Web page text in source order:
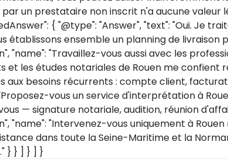
un prestataire non inscrit n'a aucune valeur
{ "@type": "Answer", "text": "Oui. Je
établissons ensemble un planning de
"name": "Travaillez-vous aussi avec les
et les études notariales de Rouen me confient
aux besoins récurrents : compte client,
vous un service d'interprétation à
— signature notariale, audition, réunion
"name": "Intervenez-vous uniquement à
dans toute la Seine-Maritime et la
} } ] } ] }